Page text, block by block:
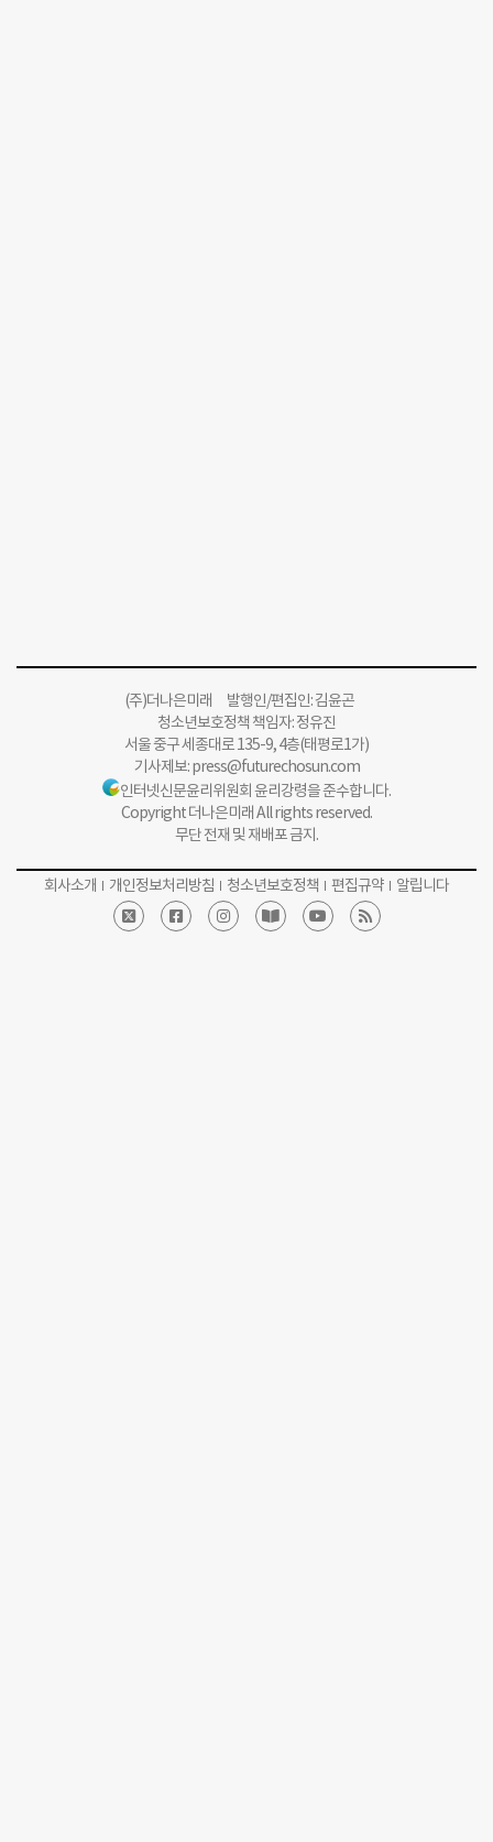
(주)더나은미래 발행인/편집인: 김윤곤
청소년보호정책 책임자: 정유진
서울 중구 세종대로 135-9, 4층(태평로1가)
기사제보:press@futurechosun.com
인터넷신문윤리위원회 윤리강령을 준수합니다.
Copyright 더나은미래 All rights reserved.
무단 전재 및 재배포 금지.
회사소개 개인정보처리방침 청소년보호정책 편집규약 알립니다